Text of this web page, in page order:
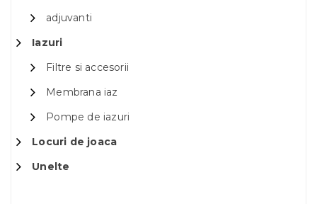
adjuvanti
Iazuri
Filtre si accesorii
Membrana iaz
Pompe de iazuri
Locuri de joaca
Unelte